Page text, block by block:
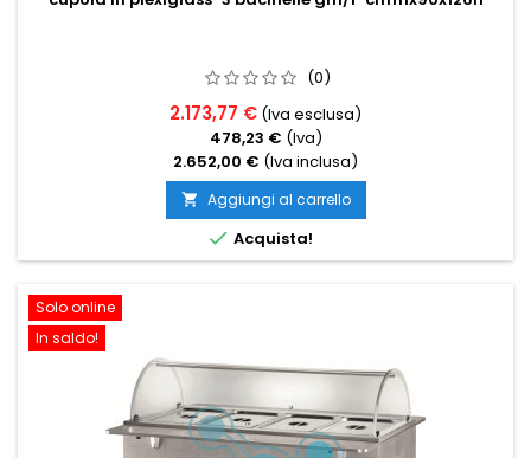
(0)
2.173,77 € (Iva esclusa)
478,23 € (Iva)
2.652,00 € (Iva inclusa)
 Aggiungi al carrello
 Acquista!
Solo online
In saldo!